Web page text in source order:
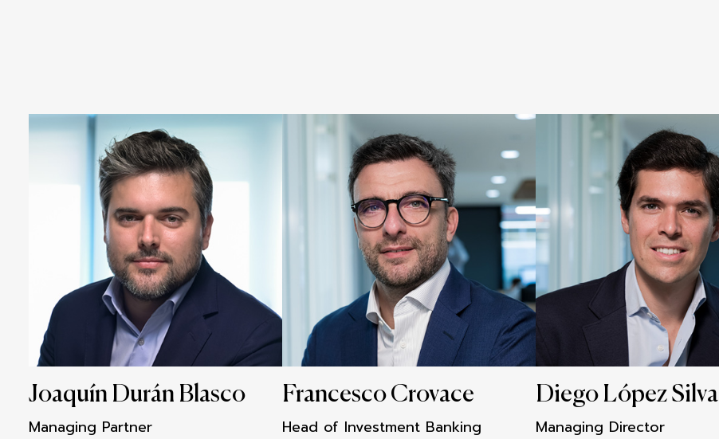
Joaquín Durán Blasco
Managing Partner
Francesco Crovace
Head of Investment Banking
Diego López Silva
Managing Director